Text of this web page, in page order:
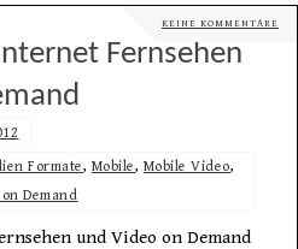
KEINE KOMMENTARE
Fernsehen
Formate, Mobile, Mobile Video,
Demand
und Video on Demand